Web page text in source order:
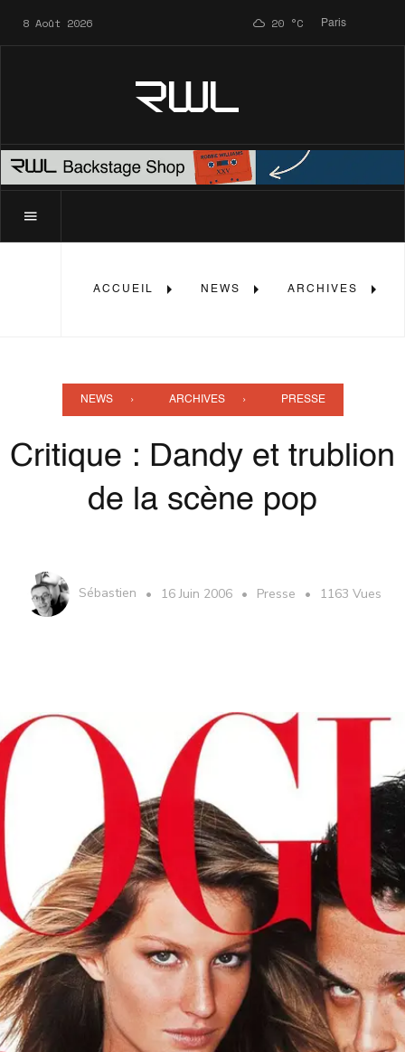
8 Août 2026 Paris
20 °C
RWL
ACCUEIL NEWS ARCHIVES
NEWS ARCHIVES PRESSE
Critique : Dandy et trublion
de la scène pop
Sébastien 16 Juin 2006 Presse 1163 Vues